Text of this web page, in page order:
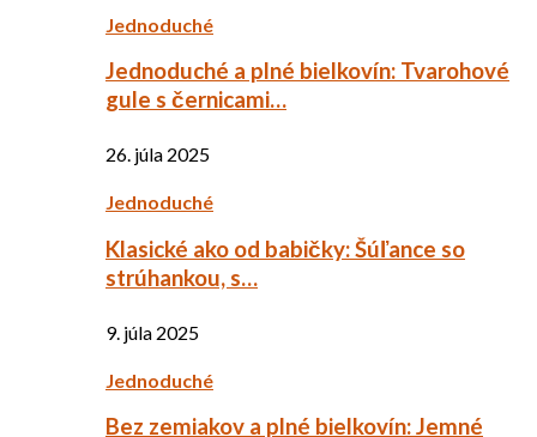
Jednoduché
Jednoduché a plné bielkovín: Tvarohové
gule s černicami…
26. júla 2025
Jednoduché
Klasické ako od babičky: Šúľance so
strúhankou, s…
9. júla 2025
Jednoduché
Bez zemiakov a plné bielkovín: Jemné